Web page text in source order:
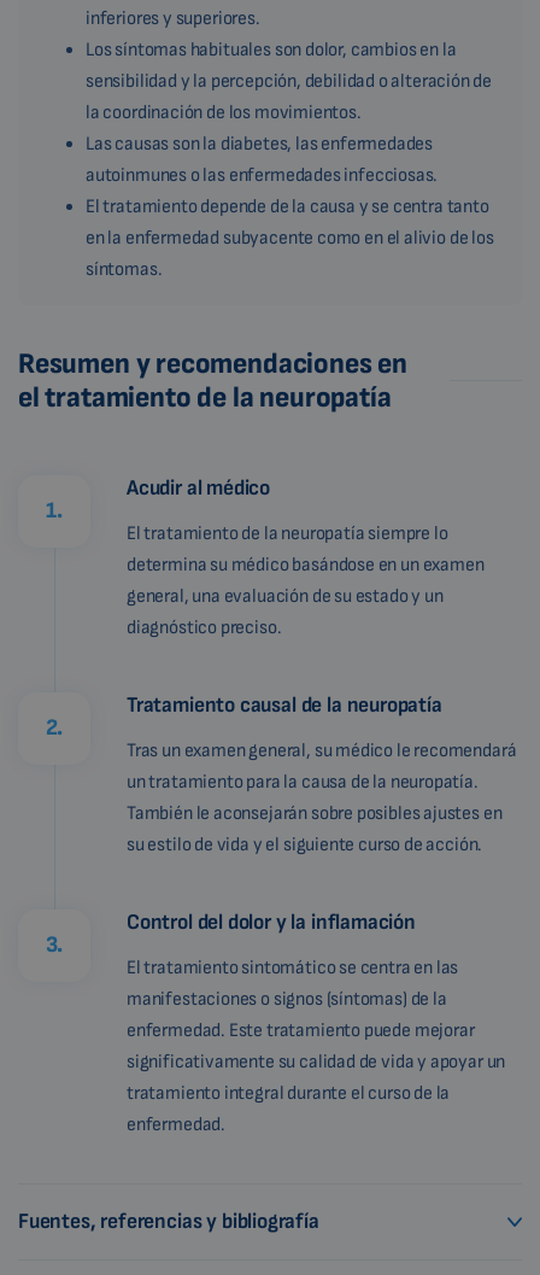
inferiores y superiores.
Los síntomas habituales son dolor, cambios en la
sensibilidad y la percepción, debilidad o alteración de
la coordinación de los movimientos.
Las causas son la diabetes, las enfermedades
autoinmunes o las enfermedades infecciosas.
El tratamiento depende de la causa y se centra tanto
en la enfermedad subyacente como en el alivio de los
síntomas.
Resumen y recomendaciones en
el tratamiento de la neuropatía
1.
Acudir al médico
El tratamiento de la neuropatía siempre lo
determina su médico basándose en un examen
general, una evaluación de su estado y un
diagnóstico preciso.
2.
Tratamiento causal de la neuropatía
Tras un examen general, su médico le recomendará
un tratamiento para la causa de la neuropatía.
También le aconsejarán sobre posibles ajustes en
su estilo de vida y el siguiente curso de acción.
3.
Control del dolor y la inflamación
El tratamiento sintomático se centra en las
manifestaciones o signos (síntomas) de la
enfermedad. Este tratamiento puede mejorar
significativamente su calidad de vida y apoyar un
tratamiento integral durante el curso de la
enfermedad.
Fuentes, referencias y bibliografía